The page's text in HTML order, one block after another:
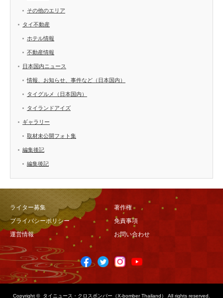
その他のエリア
タイ不動産
ホテル情報
不動産情報
日本国内ニュース
情報、お知らせ、事件など（日本国内）
タイグルメ（日本国内）
タイランドアイズ
ギャラリー
取材未公開フォト集
編集後記
編集後記
ライター募集
著作権
プライバシーポリシー
免責事項
運営情報
お問い合わせ
Copyright © タイニュース・クロスボンバー（X-bomber Thailand） All rights reserved.